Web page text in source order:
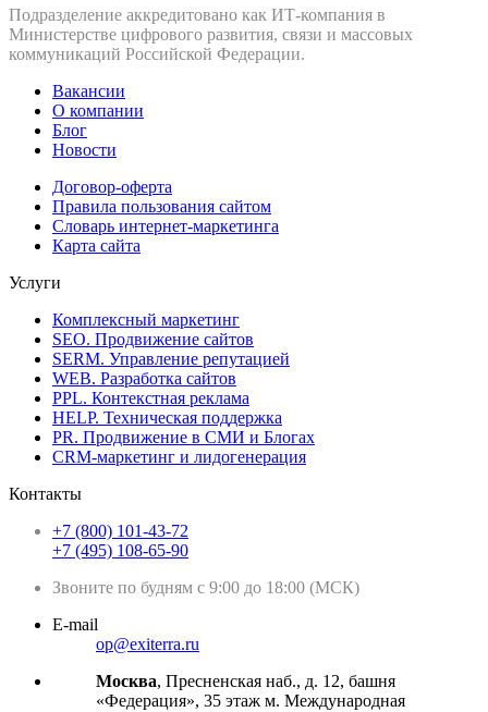
Подразделение аккредитовано как ИТ‑компания в
Министерстве цифрового развития, связи и массовых
коммуникаций Российской Федерации.
Вакансии
О компании
Блог
Новости
Договор-оферта
Правила пользования сайтом
Словарь интернет-маркетинга
Карта сайта
Услуги
Комплексный маркетинг
SEO. Продвижение сайтов
SERM. Управление репутацией
WEB. Разработка сайтов
PPL. Контекстная реклама
HELP. Техническая поддержка
PR. Продвижение в СМИ и Блогах
CRM-маркетинг и лидогенерация
Контакты
+7 (800) 101-43-72
+7 (495) 108-65-90
Звоните по будням с 9:00 до 18:00 (МСК)
E-mail
op@exiterra.ru
Москва, Пресненская наб., д. 12, башня
«Федерация», 35 этаж м. Международная